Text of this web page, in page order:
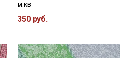
м.кв
350 руб.